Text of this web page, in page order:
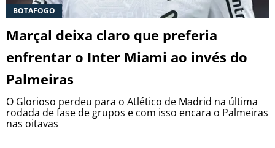
BOTAFOGO
Marçal deixa claro que preferia
enfrentar o Inter Miami ao invés do
Palmeiras
O Glorioso perdeu para o Atlético de Madrid na última
rodada de fase de grupos e com isso encara o Palmeiras
nas oitavas